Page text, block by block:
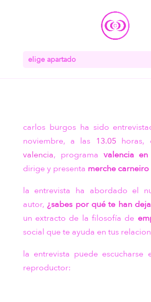
elige apartado
carlos burgos ha sido
noviembre, a las 13.05 horas,
valencia, programa valencia
dirige y presenta merche carneiro
la entrevista ha abordado el
autor,¿sabes por qué te han
un extracto de la filosofía de
social que te ayuda en tus
la entrevista puede escucharse
reproductor: